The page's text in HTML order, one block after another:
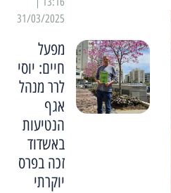
31/03/2025
מפעל
חיים: יוסי
לרר מנהל
אגף
הנטיעות
באשדוד
זכה בפרס
יוקרתי